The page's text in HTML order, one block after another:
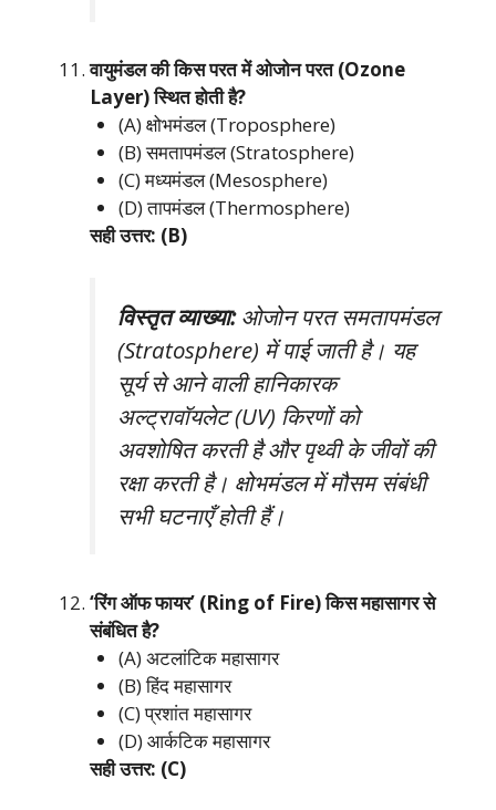
वायुमंडल की किस परत में ओजोन परत (Ozone
Layer) स्थित होती है?
(A) क्षोभमंडल (Troposphere)
(B) समतापमंडल (Stratosphere)
(C) मध्यमंडल (Mesosphere)
(D) तापमंडल (Thermosphere)
सही उत्तर: (B)
विस्तृत व्याख्या:ओजोन परत समतापमंडल
(Stratosphere) में पाई जाती है। यह
सूर्य से आने वाली हानिकारक
अल्ट्रावॉयलेट (UV) किरणों को
अवशोषित करती है और पृथ्वी के जीवों की
रक्षा करती है। क्षोभमंडल में मौसम संबंधी
सभी घटनाएँ होती हैं।
‘रिंग ऑफ फायर’ (Ring of Fire) किस महासागर से
संबंधित है?
(A) अटलांटिक महासागर
(B) हिंद महासागर
(C) प्रशांत महासागर
(D) आर्कटिक महासागर
सही उत्तर: (C)